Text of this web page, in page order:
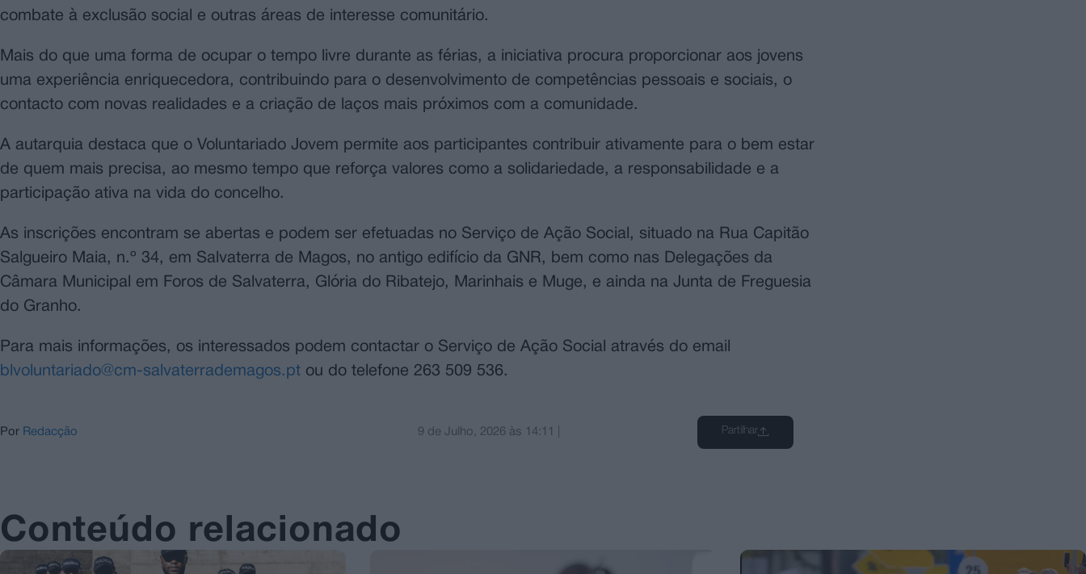
combate à exclusão social e outras áreas de interesse comunitário.
Mais do que uma forma de ocupar o tempo livre durante as férias, a iniciativa procura proporcionar aos jovens
uma experiência enriquecedora, contribuindo para o desenvolvimento de competências pessoais e sociais, o
contacto com novas realidades e a criação de laços mais próximos com a comunidade.
A autarquia destaca que o Voluntariado Jovem permite aos participantes contribuir ativamente para o bem estar
de quem mais precisa, ao mesmo tempo que reforça valores como a solidariedade, a responsabilidade e a
participação ativa na vida do concelho.
As inscrições encontram se abertas e podem ser efetuadas no Serviço de Ação Social, situado na Rua Capitão
Salgueiro Maia, n.º 34, em Salvaterra de Magos, no antigo edifício da GNR, bem como nas Delegações da
Câmara Municipal em Foros de Salvaterra, Glória do Ribatejo, Marinhais e Muge, e ainda na Junta de Freguesia
do Granho.
Para mais informações, os interessados podem contactar o Serviço de Ação Social através do email
blvoluntariado@cm-salvaterrademagos.pt ou do telefone 263 509 536.
Por Redacção 9 de Julho, 2026às 14:11 Partilhar
Conteúdo relacionado